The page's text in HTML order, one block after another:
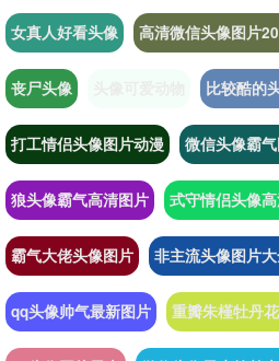
女真人好看头像 高清微信头像图片
丧尸头像 比较酷的
打工情侣头像图片动漫 微信头像霸
狼头像霸气高清图片 式守情侣头像
霸气大佬头像图片 非主流头像图片
qq头像帅气最新图片 重瓣朱槿牡丹